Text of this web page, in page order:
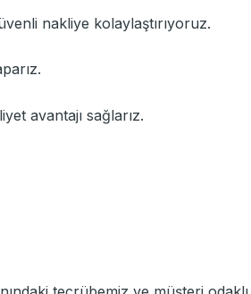
nakliye kolaylaştırıyoruz.
avantajı sağlarız.